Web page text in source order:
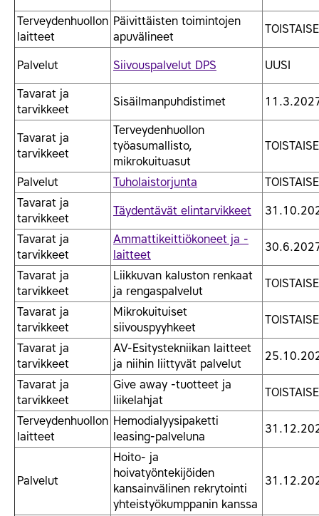
Terveydenhuollon
laitteet
Päivittäisten toimintojen
apuvälineet
Palvelut Siivouspalvelut DPS UUSI
Tavarat ja
tarvikkeet
Sisäilmanpuhdistimet
Tavarat ja
tarvikkeet
Terveydenhuollon
työasumallisto,
mikrokuituasut
Palvelut Tuholaistorjunta
Tavarat ja
tarvikkeet
Täydentävät elintarvikkeet
Tavarat ja
tarvikkeet
Ammattikeittiökoneet ja -
laitteet
Tavarat ja
tarvikkeet
Liikkuvan kaluston renkaat
ja rengaspalvelut
Tavarat ja
tarvikkeet
Mikrokuituiset
siivouspyyhkeet
Tavarat ja
tarvikkeet
AV-Esitystekniikan laitteet
ja niihin liittyvät palvelut
Tavarat ja
tarvikkeet
Give away -tuotteet ja
liikelahjat
Terveydenhuollon
laitteet
Hemodialyysipaketti
leasing-palveluna
Palvelut
Hoito- ja
hoivatyöntekijöiden
kansainvälinen rekrytointi
yhteistyökumppanin kanssa